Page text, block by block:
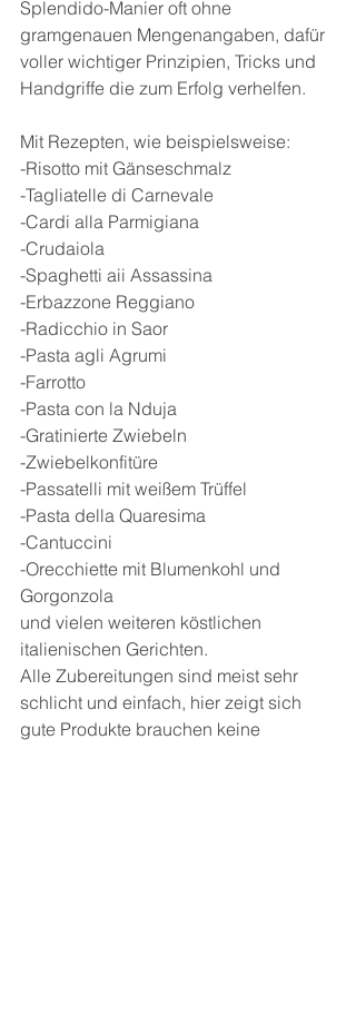
Splendido-Manier oft ohne
gramgenauen Mengenangaben, dafür
voller wichtiger Prinzipien, Tricks und
Handgriffe die zum Erfolg verhelfen.
Mit Rezepten, wie beispielsweise:
-Risotto mit Gänseschmalz
-Tagliatelle di Carnevale
-Cardi alla Parmigiana
-Crudaiola
-Spaghetti aii Assassina
-Erbazzone Reggiano
-Radicchio in Saor
-Pasta agli Agrumi
-Farrotto
-Pasta con la Nduja
-Gratinierte Zwiebeln
-Zwiebelkonfitüre
-Passatelli mit weißem Trüffel
-Pasta della Quaresima
-Cantuccini
-Orecchiette mit Blumenkohl und
Gorgonzola
und vielen weiteren köstlichen
italienischen Gerichten.
Alle Zubereitungen sind meist sehr
schlicht und einfach, hier zeigt sich
gute Produkte brauchen keine